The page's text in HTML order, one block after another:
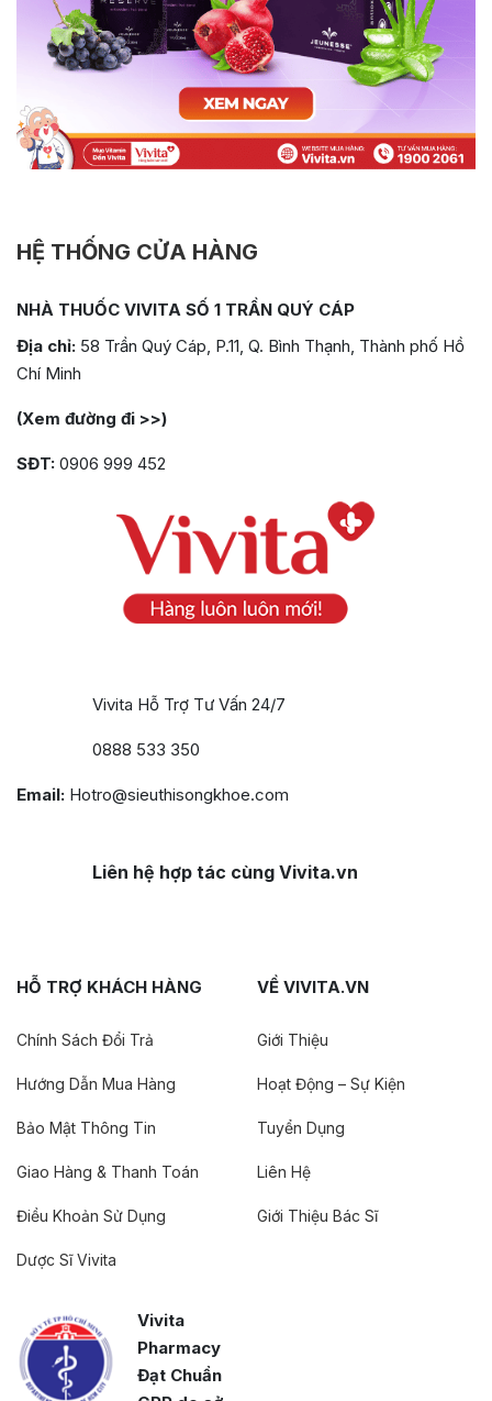
HỆ THỐNG CỬA HÀNG
NHÀ THUỐC VIVITA SỐ 1 TRẦN QUÝ CÁP
Địa chỉ: 58 Trần Quý Cáp, P.11, Q. Bình Thạnh, Thành phố Hồ
Chí Minh
(Xem đường đi >>)
SĐT: 0906 999 452
Vivita Hỗ Trợ Tư Vấn 24/7
0888 533 350
Email: Hotro@sieuthisongkhoe.com
Liên hệ hợp tác cùng Vivita.vn
HỖ TRỢ KHÁCH HÀNG
Chính Sách Đổi Trả
Hướng Dẫn Mua Hàng
Bảo Mật Thông Tin
Giao Hàng & Thanh Toán
Điều Khoản Sử Dụng
Dược Sĩ Vivita
Vivita
Pharmacy
Đạt Chuẩn
VỀ VIVITA.VN
Giới Thiệu
Hoạt Động – Sự Kiện
Tuyển Dụng
Liên Hệ
Giới Thiệu Bác Sĩ